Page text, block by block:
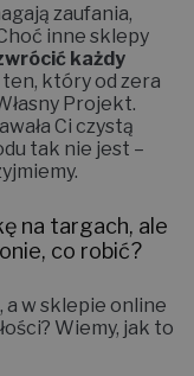
zaufania,
inne sklepy
każdy
który od zera
Projekt.
Ci czystą
tak nie jest –
na targach, ale
co robić?
a w sklepie online
Wiemy, jak to